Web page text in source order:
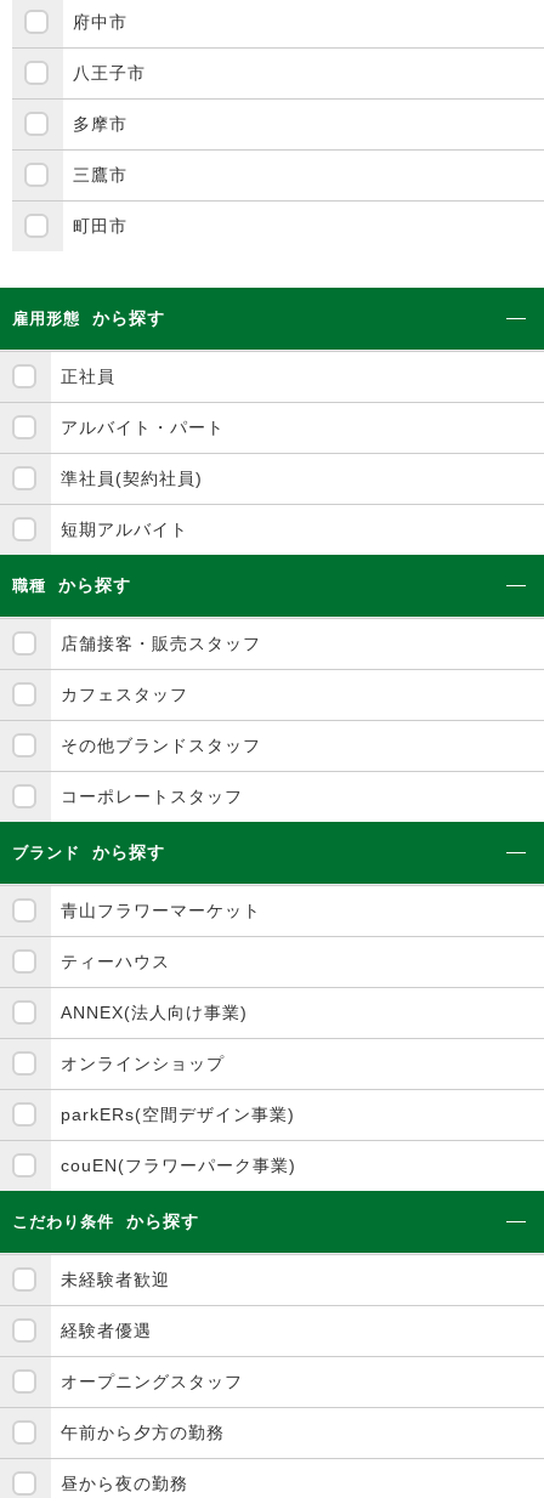
府中市
八王子市
多摩市
三鷹市
町田市
雇用形態 から探す
正社員
アルバイト・パート
準社員(契約社員)
短期アルバイト
職種 から探す
店舗接客・販売スタッフ
カフェスタッフ
その他ブランドスタッフ
コーポレートスタッフ
ブランド から探す
青山フラワーマーケット
ティーハウス
ANNEX(法人向け事業)
オンラインショップ
parkERs(空間デザイン事業)
couEN(フラワーパーク事業)
こだわり条件 から探す
未経験者歓迎
経験者優遇
オープニングスタッフ
午前から夕方の勤務
昼から夜の勤務